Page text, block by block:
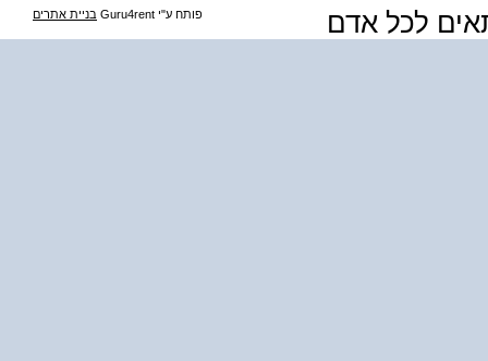
לכל אדם פותח ע"י Guru4rent בניית אתרים